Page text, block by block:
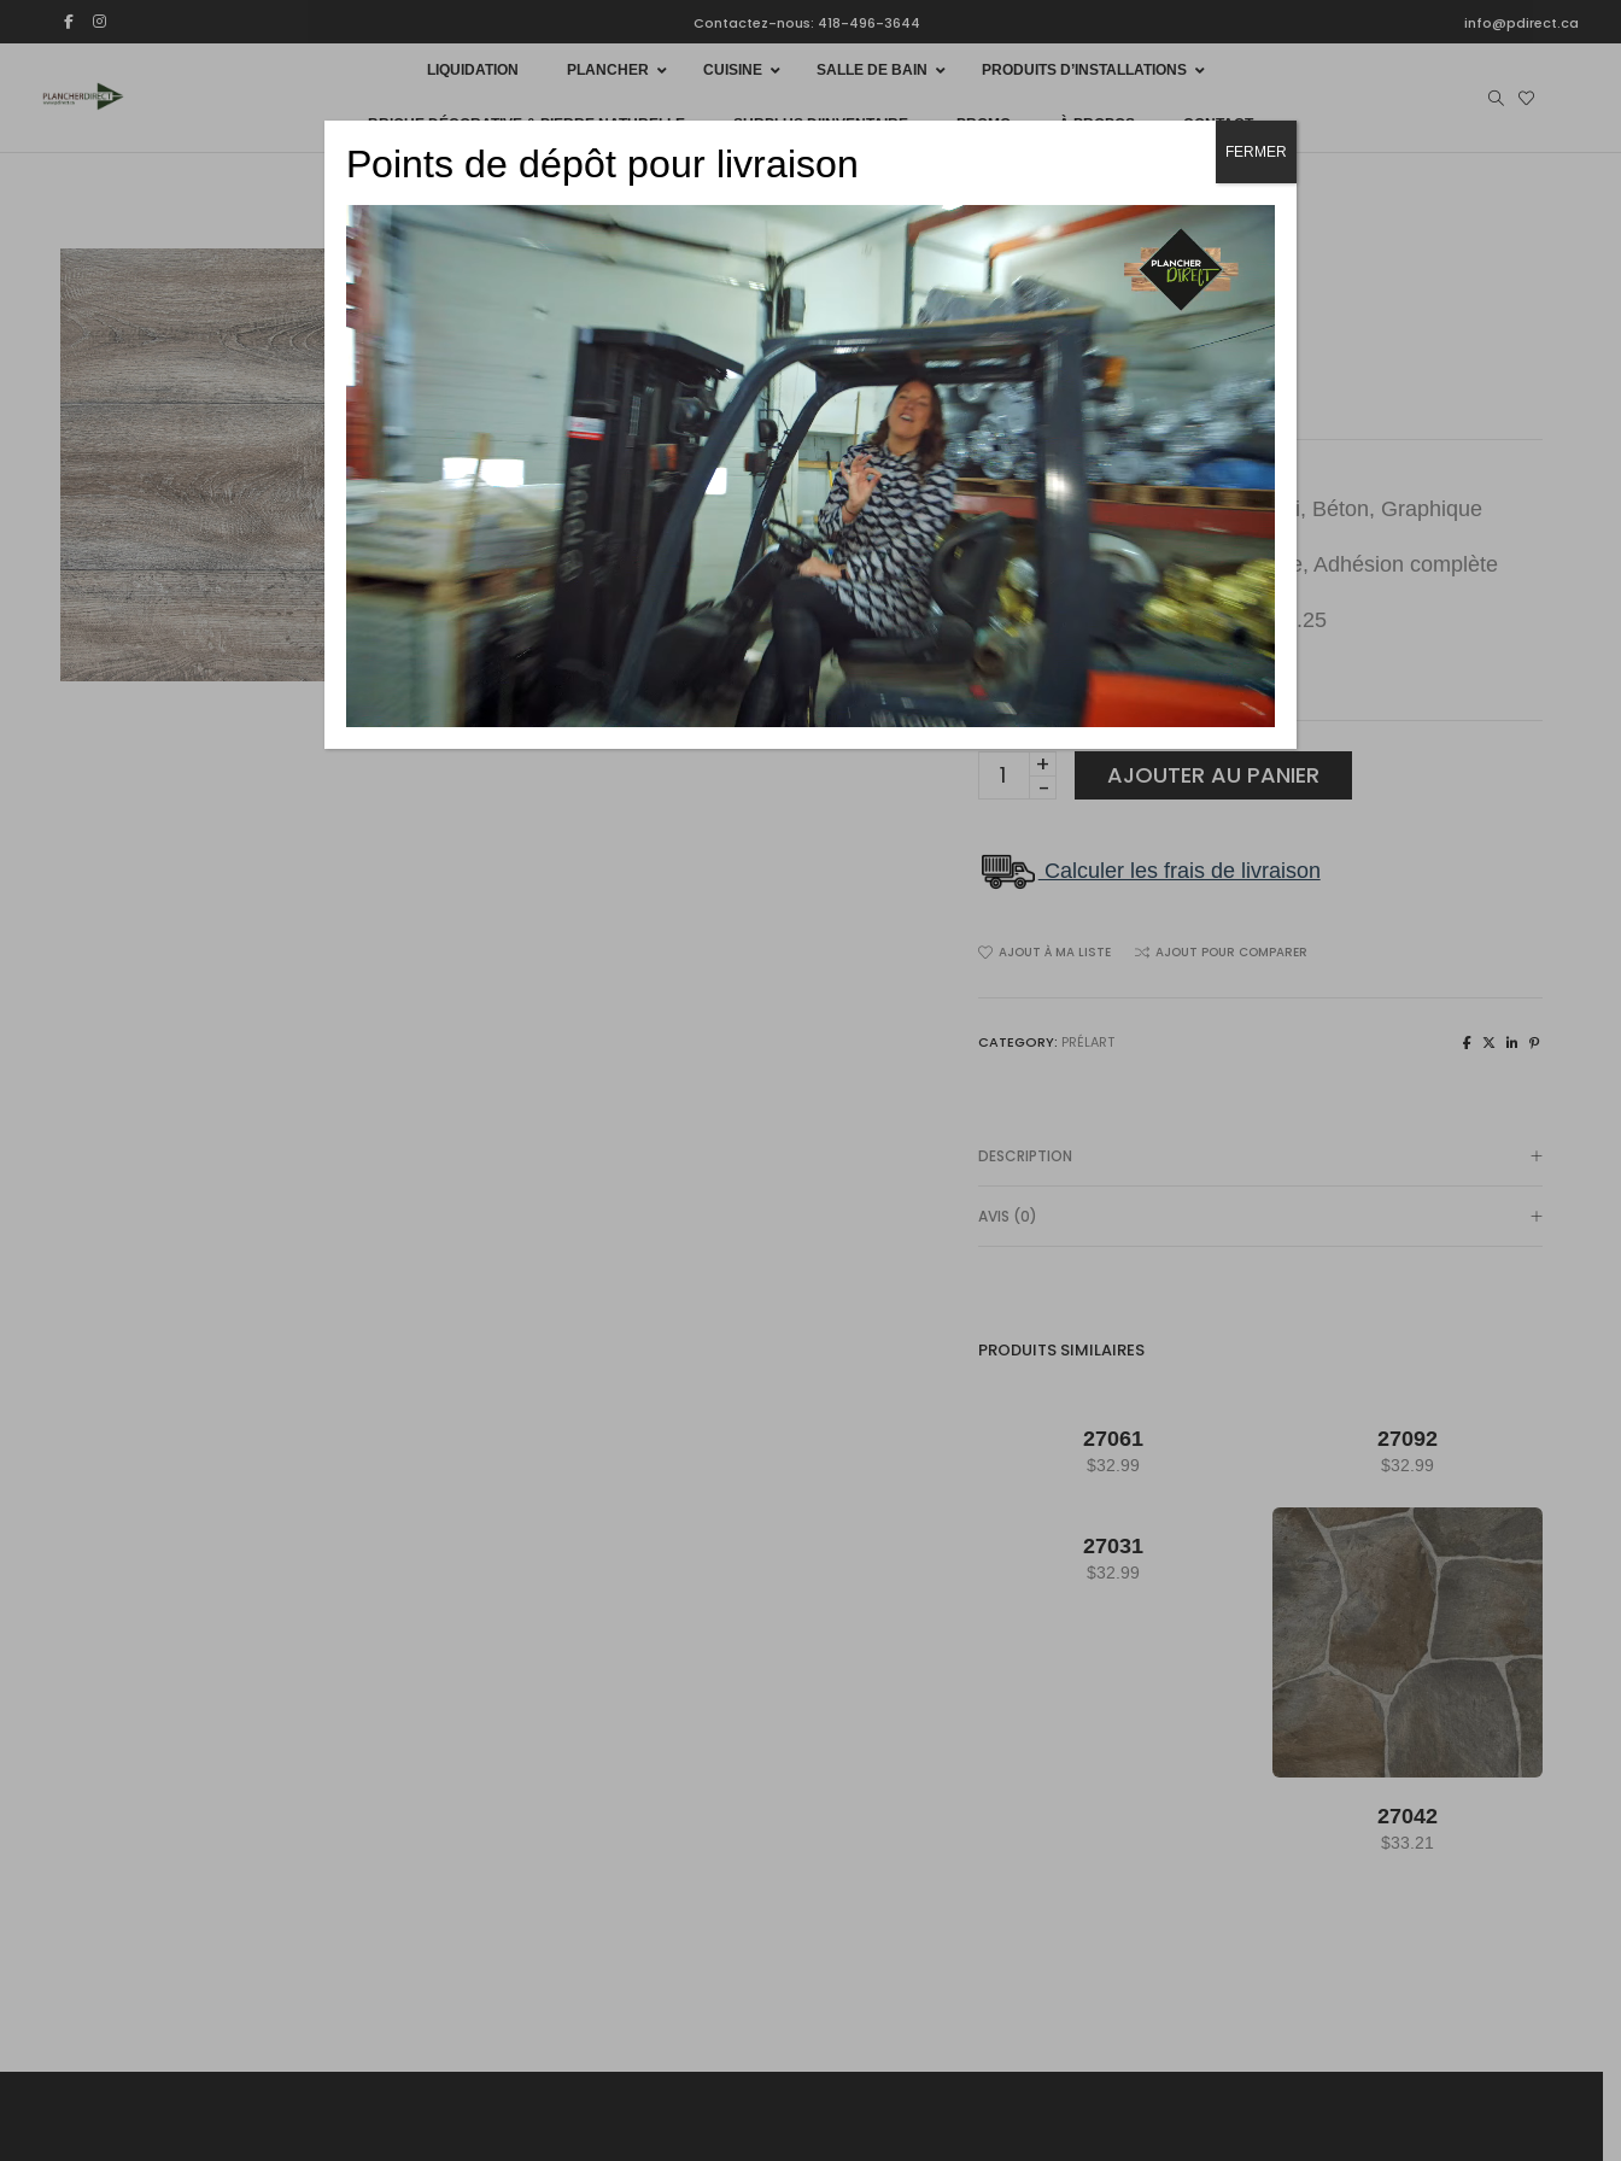
Contactez-nous: 418-496-3644 info@pdirect.ca
LIQUIDATION PLANCHER CUISINE SALLE DE BAIN PRODUITS D’INSTALLATIONS
BRIQUE DÉCORATIVE & PIERRE NATURELLE SURPLUS D’INVENTAIRE PROMO À PROPOS CONTACT
HOME PLANCHER PRÉLART
1492
$25.11
Manufacturiers : Tarkett
Motif : Céramique, Pierre, Bois, Uni, Béton, Graphique
Usage : Plancher, Résidentiel
Type d’installation : Pose sans colle, Adhésion complète
Épaisseur (format 0.0mm) : 2.0
Couche d’usure (format 0.0mm) : 0.25
Rouleau de 12′ de largeur
VENDU A LA VERGE CARRÉ
1492
quantity
AJOUTER AU PANIER
Calculer les frais de livraison
AJOUT À MA LISTE AJOUT POUR COMPARER
CATEGORY: PRÉLART
DESCRIPTION
AVIS (0)
PRODUITS SIMILAIRES
27061
$32.99
27092
$32.99
27031
$32.99
27042
$33.21
Points de dépôt pour livraison FERMER